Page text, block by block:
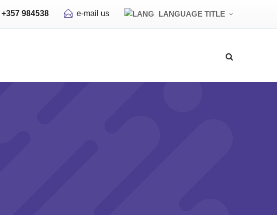
+357 984538 e-mail us LANGUAGE TITLE